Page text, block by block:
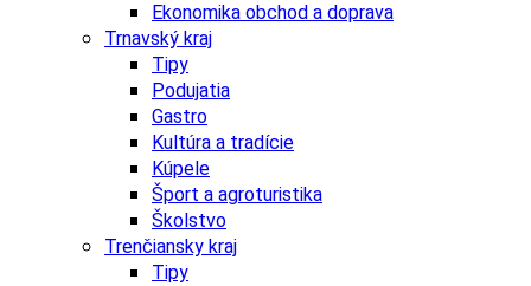
Ekonomika obchod a doprava
Trnavský kraj
Tipy
Podujatia
Gastro
Kultúra a tradície
Kúpele
Šport a agroturistika
Školstvo
Trenčiansky kraj
Tipy